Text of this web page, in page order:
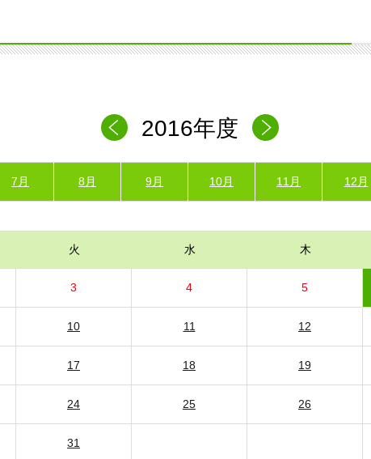
2016年度
7月 8月 9月 10月 11月 12月
火 水 木
3 4 5
10 11 12
17 18 19
24 25 26
31